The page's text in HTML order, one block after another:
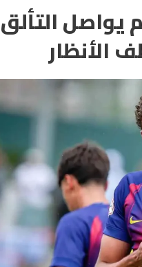
يواصل التألق
الأنظار